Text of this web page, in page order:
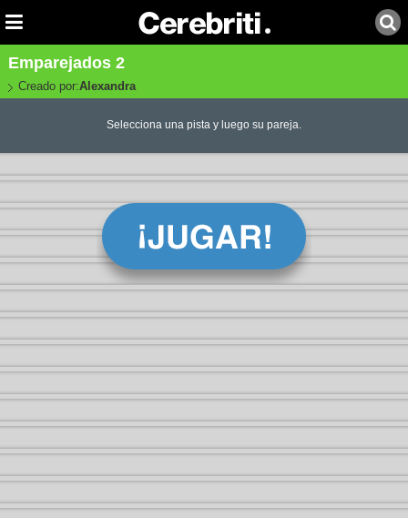
Emparejados 2
Creado por:Alexandra
Selecciona una pista y luego su pareja.